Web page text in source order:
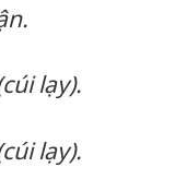
lạy).
lạy).